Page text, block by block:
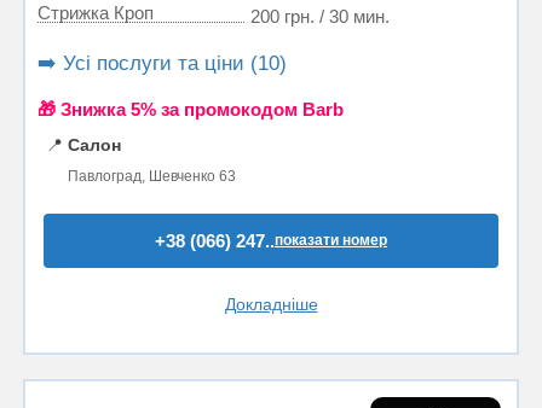
Стрижка Кроп
200 грн. / 30 мин.
➡️ Усі послуги та ціни (10)
🎁 Знижка 5% за промокодом Barb
📍 Салон
Павлоград, Шевченко 63
+38 (066) 247..показати номер
Докладніше